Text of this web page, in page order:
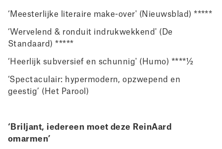
‘Meesterlijke literaire make-over' (Nieuwsblad) *****
‘Wervelend & ronduit indrukwekkend' (De
Standaard) *****
‘Heerlijk subversief en schunnig' (Humo) ****½
‘Spectaculair: hypermodern, opzwepend en
geestig’ (Het Parool)
‘Briljant, iedereen moet deze ReinAard
omarmen’